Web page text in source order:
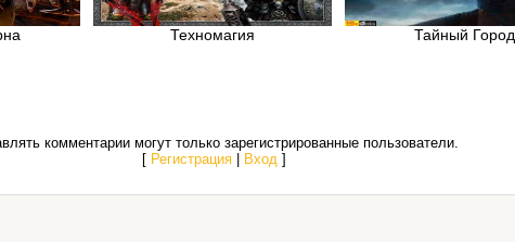
Техномагия Тайный Город
комментарии могут только зарегистрированные пользователи.
[ Регистрация| Вход]